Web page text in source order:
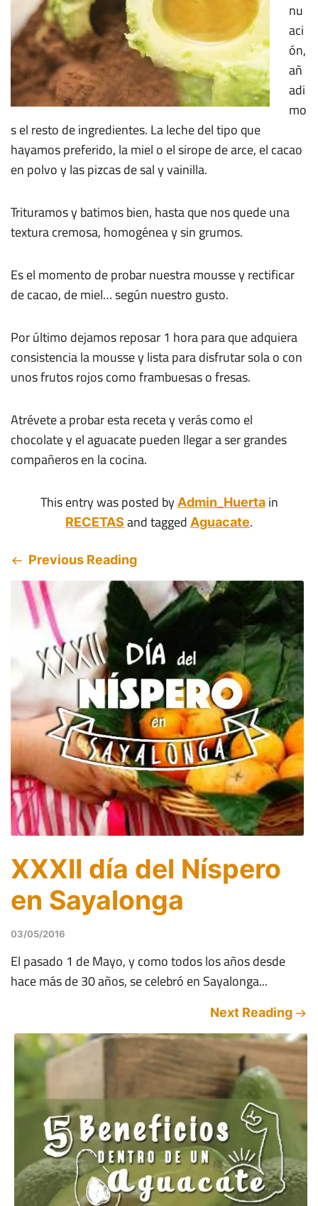
nu
aci
ón,
añ
adi
mo
s el resto de ingredientes. La leche del tipo que
hayamos preferido, la miel o el sirope de arce, el cacao
en polvo y las pizcas de sal y vainilla.
Trituramos y batimos bien, hasta que nos quede una
textura cremosa, homogénea y sin grumos.
Es el momento de probar nuestra mousse y rectificar
de cacao, de miel… según nuestro gusto.
Por último dejamos reposar 1 hora para que adquiera
consistencia la mousse y lista para disfrutar sola o con
unos frutos rojos como frambuesas o fresas.
Atrévete a probar esta receta y verás como el
chocolate y el aguacate pueden llegar a ser grandes
compañeros en la cocina.
This entry was posted byAdmin_Huertain
RECETAS and tagged Aguacate.
Previous Reading
XXXII día del Níspero
en Sayalonga
03/05/2016
El pasado 1 de Mayo, y como todos los años desde
hace más de 30 años, se celebró en Sayalonga...
Next Reading